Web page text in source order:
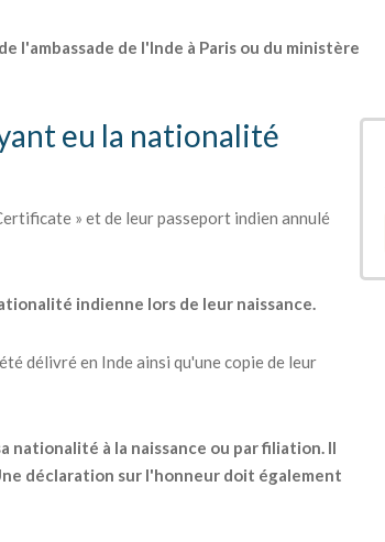
l'ambassade de l'Inde à Paris ou du ministère
eu la nationalité
» et de leur passeport indien annulé
indienne lors de leur naissance.
délivré en Inde ainsi qu'une copie de leur
à la naissance ou par filiation. Il
déclaration sur l'honneur doit également